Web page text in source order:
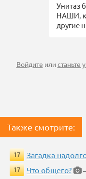
Унитаз
НАШИ,
другие
Войдите илистаньте
Также смотрите:
17 Загадка
17
Что общего?